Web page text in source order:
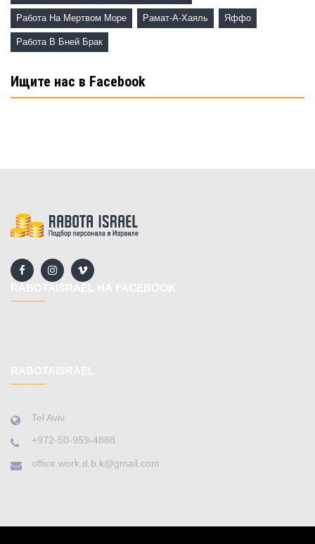
Работа На Мертвом Море Рамат-А-Хаяль Яффо
Работа В Бней Брак
Ищите нас в Facebook
Tel Aviv
+972-50-959-4888
office.work.d.b.k@gmail.com